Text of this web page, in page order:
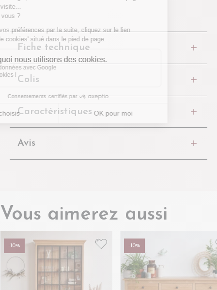
Fiche technique
Colis
Caractéristiques
Avis
Vous aimerez aussi
-10% -10%